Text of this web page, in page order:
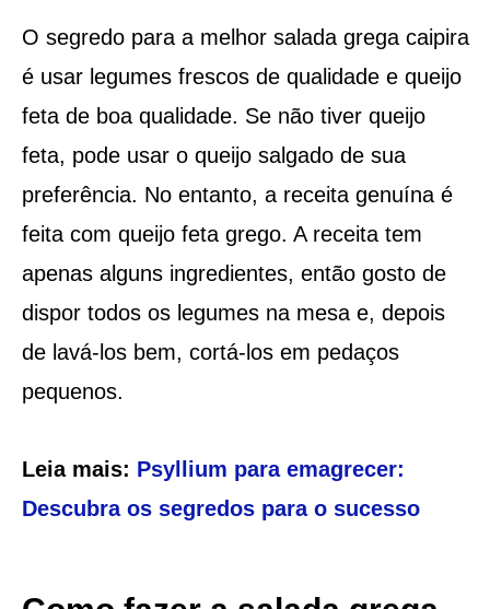
O segredo para a melhor salada grega caipira
é usar legumes frescos de qualidade e queijo
feta de boa qualidade. Se não tiver queijo
feta, pode usar o queijo salgado de sua
preferência. No entanto, a receita genuína é
feita com queijo feta grego. A receita tem
apenas alguns ingredientes, então gosto de
dispor todos os legumes na mesa e, depois
de lavá-los bem, cortá-los em pedaços
pequenos.
Leia mais: Psyllium para emagrecer:
Descubra os segredos para o sucesso